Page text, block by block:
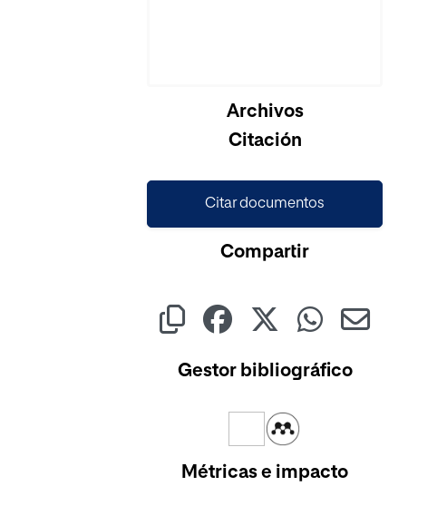
Cargando...Archivos
Citación
Citar documentos
Compartir
Gestor bibliográfico
Métricas e impacto